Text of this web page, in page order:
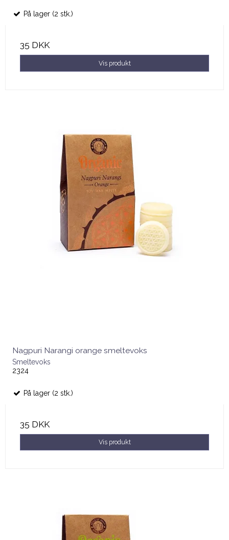
På lager (2 stk.)
35 DKK
Vis produkt
Nagpuri Narangi orange smeltevoks
Smeltevoks
2324
På lager (2 stk.)
35 DKK
Vis produkt